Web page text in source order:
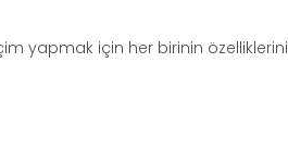
yapmak için her birinin özelliklerini